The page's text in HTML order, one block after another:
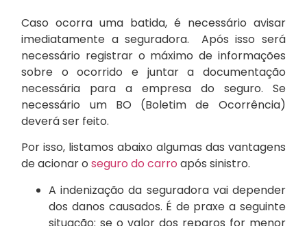
Caso ocorra uma batida, é necessário avisar
imediatamente a seguradora. Após isso será
necessário registrar o máximo de informações
sobre o ocorrido e juntar a documentação
necessária para a empresa do seguro. Se
necessário um BO (Boletim de Ocorrência)
deverá ser feito.
Por isso, listamos abaixo algumas das vantagens
de acionar oseguro do carro após sinistro.
A indenização da seguradora vai depender
dos danos causados. É de praxe a seguinte
situação: se o valor dos reparos for menor